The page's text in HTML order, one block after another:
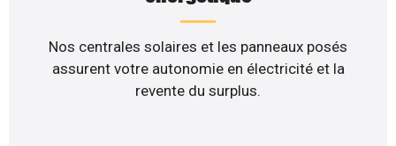
Nos centrales solaires et les panneaux posés
assurent votre autonomie en électricité et la
revente du surplus.